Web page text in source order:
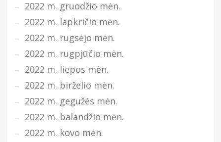
2022 m. gruodžio mėn.
2022 m. lapkričio mėn.
2022 m. rugsėjo mėn.
2022 m. rugpjūčio mėn.
2022 m. liepos mėn.
2022 m. birželio mėn.
2022 m. gegužės mėn.
2022 m. balandžio mėn.
2022 m. kovo mėn.